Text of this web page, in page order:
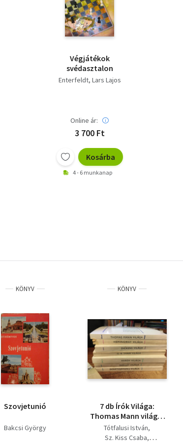
Végjátékok
svédasztalon
Enterfeldt, Lars Lajos
Online ár:
3 700 Ft
Kosárba
4 - 6 munkanap
KÖNYV
Szovjetunió
Bakcsi György
KÖNYV
7 db Írók Világa:
Thomas Mann világa,
Hemingway világa,
Dickens világa, G.B.
Tótfalusi István
Sz. Kiss Csaba